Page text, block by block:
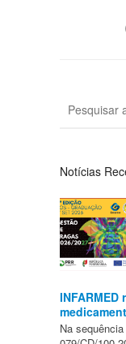
Notícias
Na